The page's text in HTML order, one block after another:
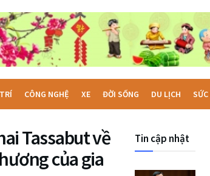
CÔNG NGHỆ XE ĐỜI SỐNG DU LỊCH SỨC
Tassabut về
của gia
Tin cập nhật